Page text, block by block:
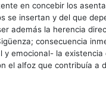
en concebir los
se insertan y del que
además la herencia
consecuencia
y emocional- la existencia
el alfoz que contribuía a